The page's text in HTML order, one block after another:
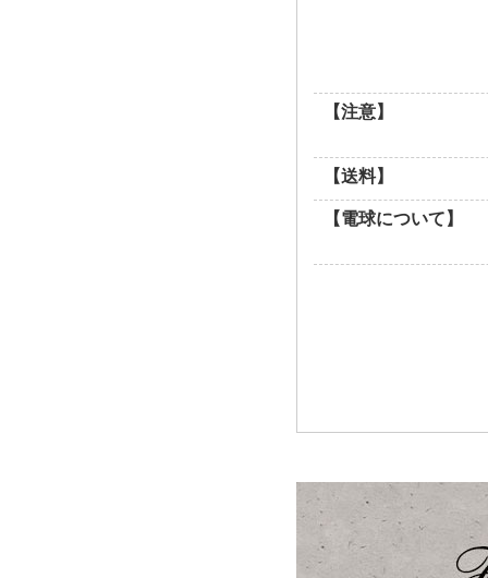
【注意】
【送料】
【電球について】